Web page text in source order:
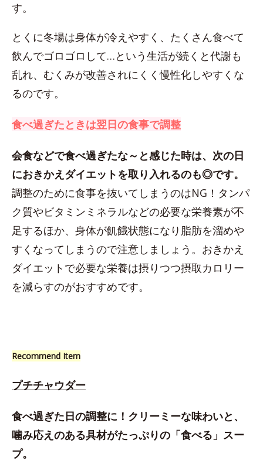
す。
とくに冬場は身体が冷えやすく、たくさん食べて
飲んでゴロゴロして…という生活が続くと代謝も
乱れ、むくみが改善されにくく慢性化しやすくな
るのです。
食べ過ぎたときは翌日の食事で調整
会食などで食べ過ぎたな～と感じた時は、次の日
におきかえダイエットを取り入れるのも◎です。
調整のために食事を抜いてしまうのはNG！タンパ
ク質やビタミンミネラルなどの必要な栄養素が不
足するほか、身体が飢餓状態になり脂肪を溜めや
すくなってしまうので注意しましょう。おきかえ
ダイエットで必要な栄養は摂りつつ摂取カロリー
を減らすのがおすすめです。
Recommend Item
プチチャウダー
食べ過ぎた日の調整に！クリーミーな味わいと、
噛み応えのある具材がたっぷりの「食べる」スー
プ。